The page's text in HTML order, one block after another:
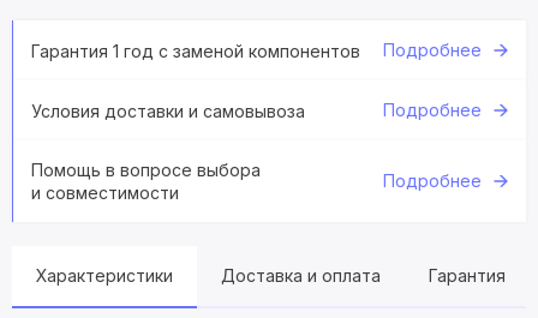
Гарантия 1 год с заменой компонентов Подробнее
Условия доставки и самовывоза Подробнее
Помощь в вопросе выбора
и совместимости
Подробнее
Характеристики Доставка и оплата Гарантия